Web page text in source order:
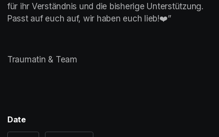
für ihr Verständnis und die bisherige Unterstützung.
Passt auf euch auf, wir haben euch lieb!❤️”
Traumatin & Team
Date